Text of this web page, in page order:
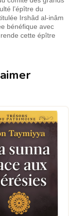
l’épître du
Irshâd al-inâm
bénéfique avec
cette épître